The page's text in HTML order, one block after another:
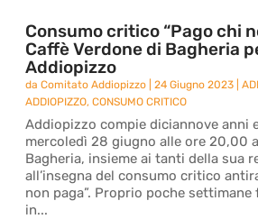
Consumo critico “Pago chi
Caffè Verdone di Bagheria
Addiopizzo
daComitato Addiopizzo |24 Giugno 2023 |
ADDIOPIZZO,CONSUMO CRITICO
Addiopizzo compie diciannove anni
mercoledì 28 giugno alle ore 20,00
Bagheria, insieme ai tanti della sua
all’insegna del consumo critico
non paga”. Proprio poche settimane
in...